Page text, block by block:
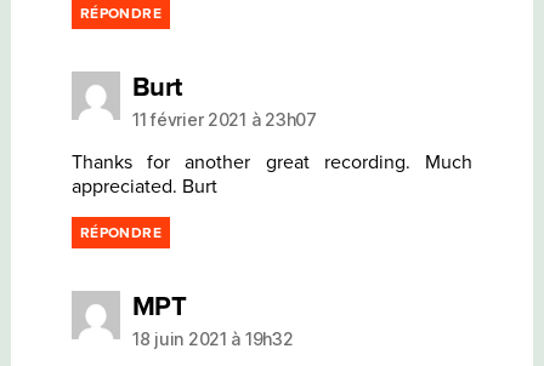
RÉPONDRE
Burtdit :
11 février 2021 à 23h07
Thanks for another great recording. Much
appreciated. Burt
RÉPONDRE
MPTdit :
18 juin 2021 à 19h32